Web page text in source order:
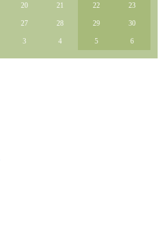
20 21 22 23
27 28 29 30
3 4 5 6